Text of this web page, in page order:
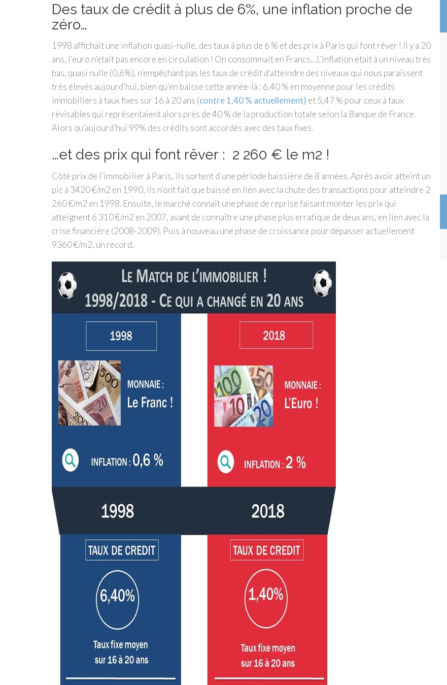
Des taux de crédit à plus de 6%, une inflation proche de
zéro…
1998 affichait une inflation quasi-nulle, des taux à plus de 6 % et des prix à Paris qui font rêver ! Il y a 20
ans, l’euro n’était pas encore en circulation ! On consommait en Francs…L’inflation était à un niveau très
bas, quasi nulle (0,6%), n’empêchant pas les taux de crédit d’atteindre des niveaux qui nous paraissent
très élevés aujourd’hui, bien qu’en baisse cette année-là : 6,40 % en moyenne pour les crédits
immobiliers à taux fixes sur 16 à 20 ans (contre 1,40 % actuellement) et 5,47 % pour ceux à taux
révisables qui représentaient alors près de 40 % de la production totale selon la Banque de France.
Alors qu’aujourd’hui 99% des crédits sont accordés avec des taux fixes.
…et des prix qui font rêver : 2 260 € le m2 !
Côté prix de l’immobilier à Paris, ils sortent d’une période baissière de 8 années. Après avoir atteint un
pic à 3420 €/m2 en 1990, ils n’ont fait que baissé en lien avec la chute des transactions pour atteindre 2
260 €/m2 en 1998. Ensuite, le marché connaît une phase de reprise faisant monter les prix qui
atteignent 6 310 €/m2 en 2007, avant de connaître une phase plus erratique de deux ans, en lien avec la
crise financière (2008-2009). Puis à nouveau une phase de croissance pour dépasser actuellement
9360 €/m2, un record.